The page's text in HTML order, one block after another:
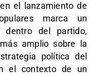
el lanzamiento de
marca un
dentro del partido,
amplio sobre la
política del
el contexto de un